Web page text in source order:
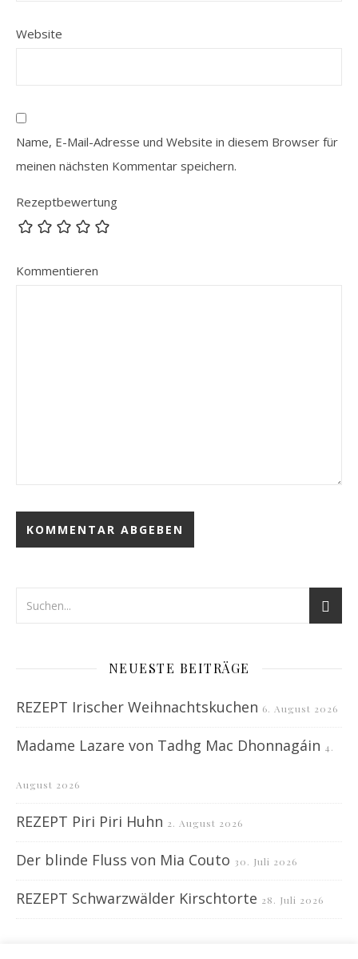
Website
Name, E-Mail-Adresse und Website in diesem Browser für
meinen nächsten Kommentar speichern.
Rezeptbewertung
Kommentieren
NEUESTE BEITRÄGE
REZEPT Irischer Weihnachtskuchen 6. August 2026
Madame Lazare von Tadhg Mac Dhonnagáin 4.
August 2026
REZEPT Piri Piri Huhn 2. August 2026
Der blinde Fluss von Mia Couto 30. Juli 2026
REZEPT Schwarzwälder Kirschtorte 28. Juli 2026